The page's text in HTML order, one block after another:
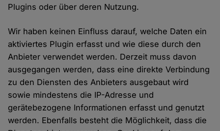
Plugins oder über deren Nutzung.
Wir haben keinen Einfluss darauf, welche Daten ein
aktiviertes Plugin erfasst und wie diese durch den
Anbieter verwendet werden. Derzeit muss davon
ausgegangen werden, dass eine direkte Verbindung
zu den Diensten des Anbieters ausgebaut wird
sowie mindestens die IP-Adresse und
gerätebezogene Informationen erfasst und genutzt
werden. Ebenfalls besteht die Möglichkeit, dass die